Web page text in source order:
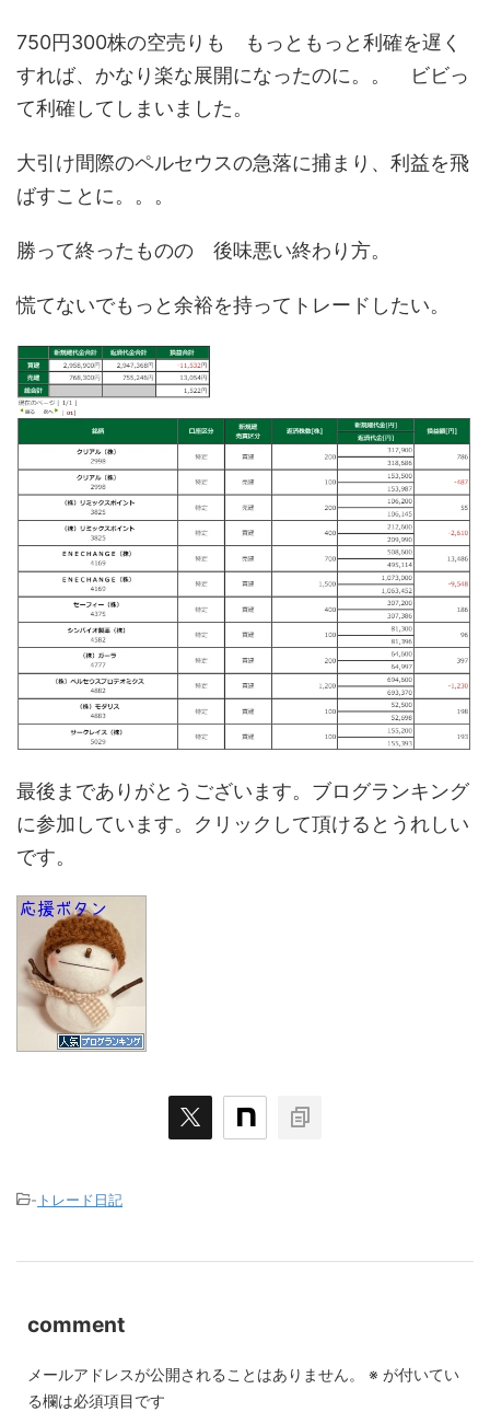
750円300株の空売りも もっともっと利確を遅く
すれば、かなり楽な展開になったのに。。 ビビっ
て利確してしまいました。
大引け間際のペルセウスの急落に捕まり、利益を飛
ばすことに。。。
勝って終ったものの 後味悪い終わり方。
慌てないでもっと余裕を持ってトレードしたい。
最後までありがとうございます。ブログランキング
に参加しています。クリックして頂けるとうれしい
です。
- トレード日記
comment
メールアドレスが公開されることはありません。 ※ が付いてい
る欄は必須項目です